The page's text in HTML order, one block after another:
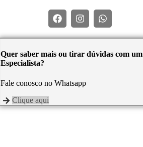
Quer saber mais ou tirar dúvidas com um
Especialista?
Fale conosco no Whatsapp
Clique aqui